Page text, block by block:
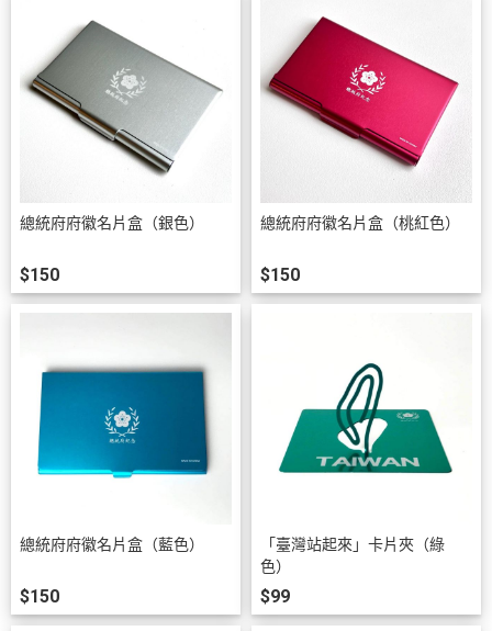
總統府府徽名片盒（銀色）
$150
總統府府徽名片盒（桃紅色）
$150
總統府府徽名片盒（藍色）
$150
「臺灣站起來」卡片夾（綠
色）
$99